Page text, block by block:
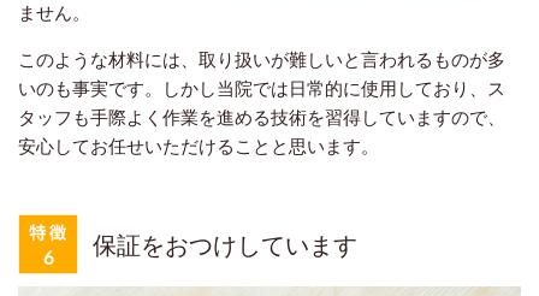
ません。
このような材料には、取り扱いが難しいと言われるものが多
いのも事実です。しかし当院では日常的に使用しており、ス
タッフも手際よく作業を進める技術を習得していますので、
安心してお任せいただけることと思います。
保証をおつけしています